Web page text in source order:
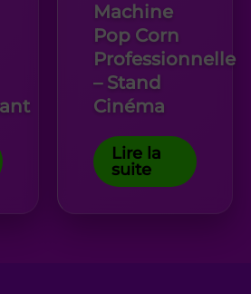
Machine
Pop Corn
Professionnelle
– Stand
Cinéma
Lire la
suite